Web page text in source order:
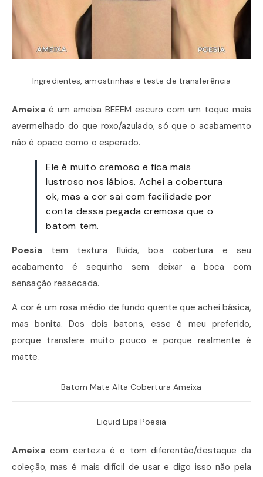
Ingredientes, amostrinhas e teste de transferência
Ameixa é um ameixa BEEEM escuro com um toque mais
avermelhado do que roxo/azulado, só que o acabamento
não é opaco como o esperado.
Ele é muito cremoso e fica mais
lustroso nos lábios. Achei a cobertura
ok, mas a cor sai com facilidade por
conta dessa pegada cremosa que o
batom tem.
Poesia tem textura fluída, boa cobertura e seu
acabamento é sequinho sem deixar a boca com
sensação ressecada.
A cor é um rosa médio de fundo quente que achei básica,
mas bonita. Dos dois batons, esse é meu preferido,
porque transfere muito pouco e porque realmente é
matte.
Batom Mate Alta Cobertura Ameixa
Liquid Lips Poesia
Ameixa com certeza é o tom diferentão/destaque da
coleção, mas é mais difícil de usar e digo isso não pela